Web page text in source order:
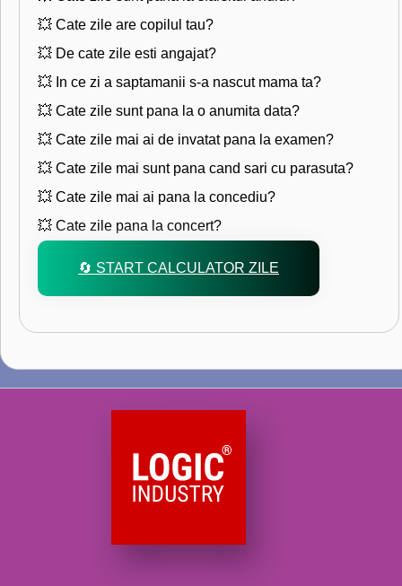
💥 Cate zile are copilul tau?
💥 De cate zile esti angajat?
💥 In ce zi a saptamanii s-a nascut mama ta?
💥 Cate zile sunt pana la o anumita data?
💥 Cate zile mai ai de invatat pana la examen?
💥 Cate zile mai sunt pana cand sari cu parasuta?
💥 Cate zile mai ai pana la concediu?
💥 Cate zile pana la concert?
🔄 START CALCULATOR ZILE